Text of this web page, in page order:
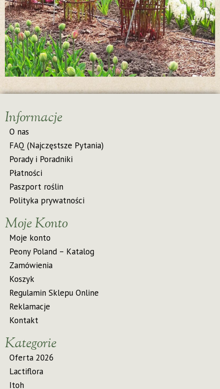
Informacje
O nas
FAQ (Najczęstsze Pytania)
Porady i Poradniki
Płatności
Paszport roślin
Polityka prywatności
Moje Konto
Moje konto
Peony Poland – Katalog
Zamówienia
Koszyk
Regulamin Sklepu Online
Reklamacje
Kontakt
Kategorie
Oferta 2026
Lactiflora
Itoh